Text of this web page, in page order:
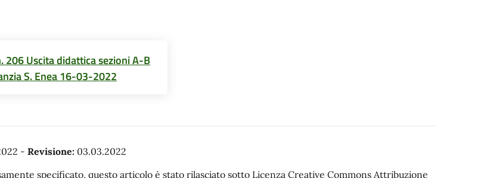
206 Uscita didattica sezioni A-B
S. Enea 16-03-2022
- Revisione: 03.03.2022
specificato, questo articolo è stato rilasciato sotto Licenza Creative Commons Attribuzione